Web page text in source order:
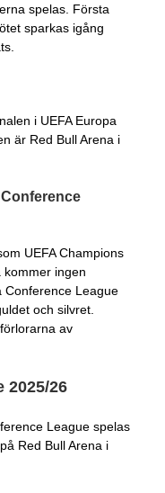
spelas. Första
sparkas igång
i UEFA Europa
är Red Bull Arena i
UEFA Champions
kommer ingen
Conference League
och silvret.
av
2025/26
League spelas
Red Bull Arena i